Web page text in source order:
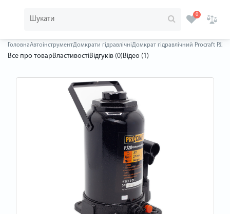
0
ГоловнаАвтоінструментДомкрати гідравлічніДомкрат гідравлічний Procraft PJ20
Все про товарВластивостіВідгуків (0)Відео (1)